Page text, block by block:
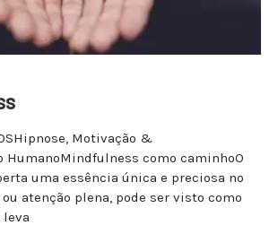
Motivação &
HumanoMindfulness como caminhoO
uma essência única e preciosa no
atenção plena, pode ser visto como